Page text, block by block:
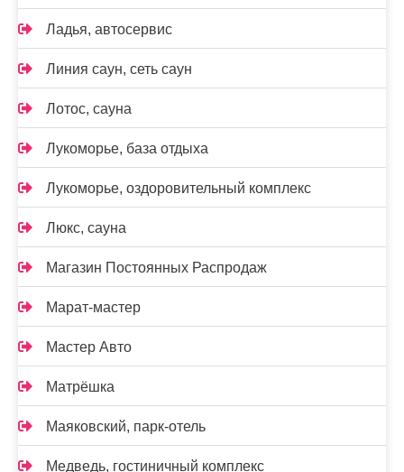
Ладья, автосервис
Линия саун, сеть саун
Лотос, сауна
Лукоморье, база отдыха
Лукоморье, оздоровительный комплекс
Люкс, сауна
Магазин Постоянных Распродаж
Марат-мастер
Мастер Авто
Матрёшка
Маяковский, парк-отель
Медведь, гостиничный комплекс